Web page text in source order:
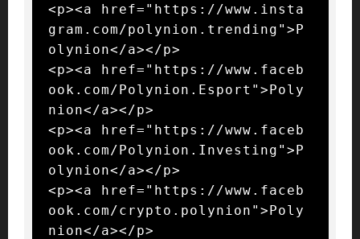
<p><a href="https://www.insta
gram.com/polynion.trending">P
olynion</a></p>
<p><a href="https://www.faceb
ook.com/Polynion.Esport">Poly
nion</a></p>
<p><a href="https://www.faceb
ook.com/Polynion.Investing">P
olynion</a></p>
<p><a href="https://www.faceb
ook.com/crypto.polynion">Poly
nion</a></p>